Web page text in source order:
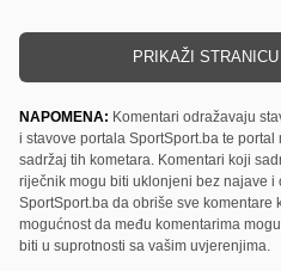
PRIKAŽI
NAPOMENA: Komentari odražavaju
i stavove portala SportSport.ba te
sadržaj tih kometara. Komentari koji
riječnik mogu biti uklonjeni bez najave
SportSport.ba da obriše sve komentare
mogućnost da među komentarima
biti u suprotnosti sa vašim uvjerenjima.